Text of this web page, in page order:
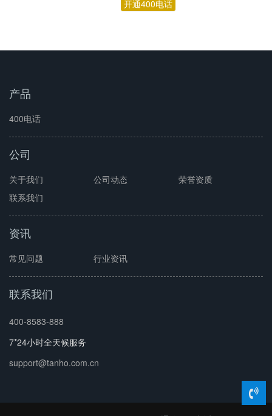
产品
400电话
公司
关于我们 公司动态
荣誉资质
联系我们
资讯
常见问题 行业资讯
联系我们
400-8583-888
7*24小时全天候服务
support@tanho.com.cn